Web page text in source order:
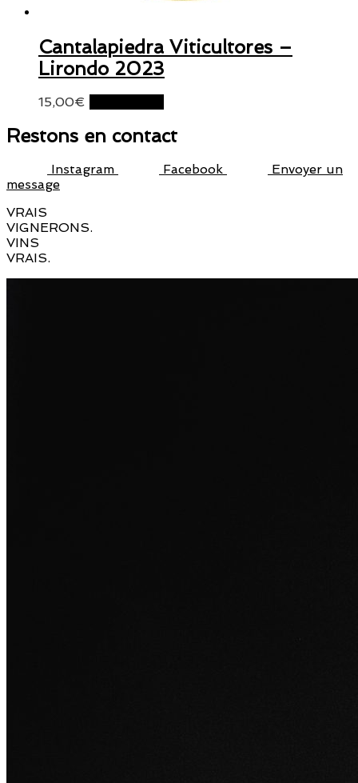
Cantalapiedra Viticultores –
Lirondo 2023
15,00€
Restons en contact
Instagram Facebook
Envoyer un
message
VRAIS
VIGNERONS.
VINS
VRAIS.